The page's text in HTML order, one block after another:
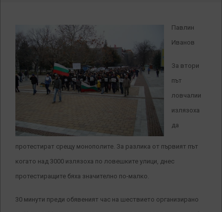
Павлин
Иванов
За втори
път
ловчалии
излязоха
да
протестират срещу монополите. За разлика от първият път
когато над 3000 излязоха по ловешките улици, днес
протестиращите бяха значително по-малко.
30 минути преди обявеният час на шествието организирано